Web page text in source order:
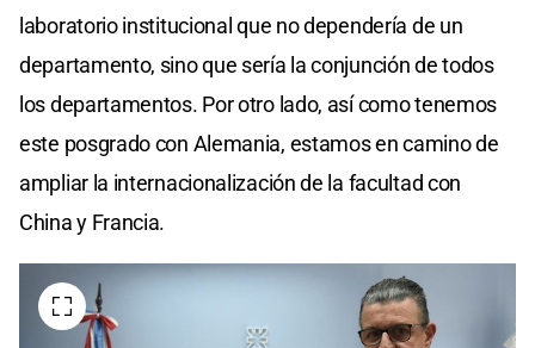
laboratorio institucional que no dependería de un
departamento, sino que sería la conjunción de todos
los departamentos. Por otro lado, así como tenemos
este posgrado con Alemania, estamos en camino de
ampliar la internacionalización de la facultad con
China y Francia.